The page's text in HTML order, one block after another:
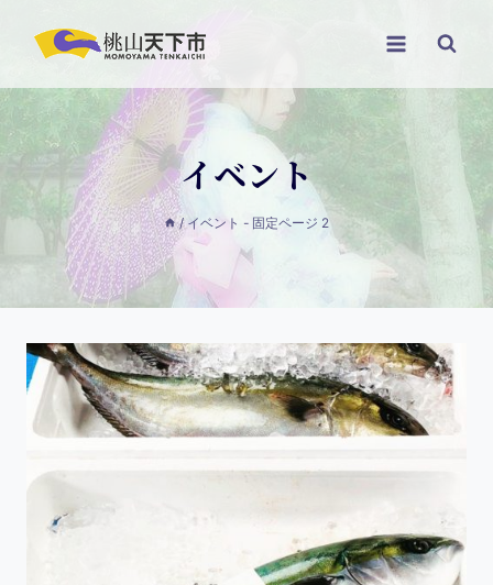
イベント
/ イベント - 固定ページ 2